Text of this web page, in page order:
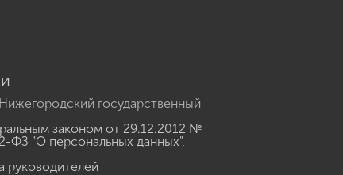
государственный
законом от 29.12.2012 №
ФЗ "О персональных данных",
руководителей